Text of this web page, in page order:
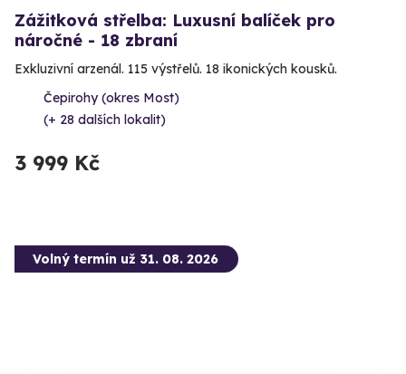
Zážitková střelba: Luxusní balíček pro
náročné - 18 zbraní
Exkluzivní arzenál. 115 výstřelů. 18 ikonických kousků.
Čepirohy (okres Most)
(+ 28 dalších lokalit)
3 999 Kč
Volný termín už 31. 08. 2026